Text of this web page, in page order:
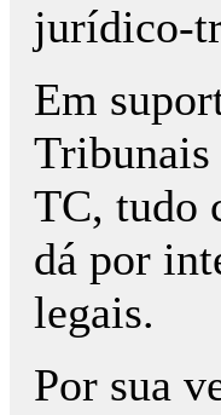
jurídico-
Em
TC, tudo
dá por
legais.
Por sua